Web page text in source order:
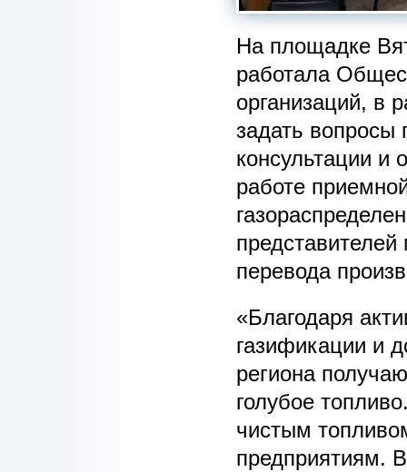
На площадке
работала
организаций, в
задать вопросы
консультации и
работе
перевода
«Благодаря
газификации и
региона
голубое
чистым
предприятиям.